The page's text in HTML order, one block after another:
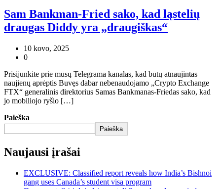
Sam Bankman-Fried sako, kad ląstelių
draugas Diddy yra „draugiškas“
10 kovo, 2025
0
Prisijunkite prie mūsų Telegrama kanalas, kad būtų atnaujintas
naujienų aprėptis Buvęs dabar nebenaudojamo „Crypto Exchange
FTX“ generalinis direktorius Samas Bankmanas-Friedas sako, kad
jo mobiliojo ryšio […]
Paieška
Paieška
Naujausi įrašai
EXCLUSIVE: Classified report reveals how India’s Bishnoi
gang uses Canada’s student visa program